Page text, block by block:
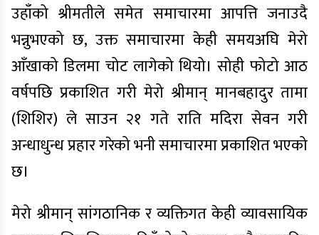
उहाँको श्रीमतीले समेत समाचारमा आपत्ति जनाउदै
भन्नुभएको छ, उक्त समाचारमा केही समयअघि मेरो
आँखाको डिलमा चोट लागेको थियो। सोही फोटो आठ
वर्षपछि प्रकाशित गरी मेरो श्रीमान् मानबहादुर तामा
(शिशिर) ले साउन २१ गते राति मदिरा सेवन गरी
अन्धाधुन्ध प्रहार गरेको भनी समाचारमा प्रकाशित भएको
छ।
मेरो श्रीमान् सांगठानिक र व्यक्तिगत केही व्यावसायिक